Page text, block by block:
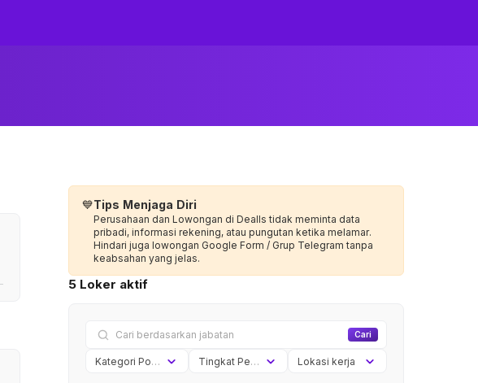
💙Tips Menjaga Diri
Perusahaan dan Lowongan di Dealls tidak meminta data
pribadi, informasi rekening, atau pungutan ketika melamar.
Hindari juga lowongan Google Form / Grup Telegram tanpa
keabsahan yang jelas.
5 Loker aktif
Cari
Kategori Posisi Tingkat Pengalaman Lokasi kerja